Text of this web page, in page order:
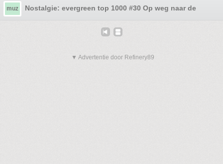
muz Nostalgie: evergreen top 1000 #30 Op weg naar de top 10
▼ Advertentie door Refinery89